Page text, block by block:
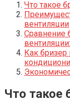
Что такое
вентиляции
Сравнение
вентиляции:
Как бризер
Что такое